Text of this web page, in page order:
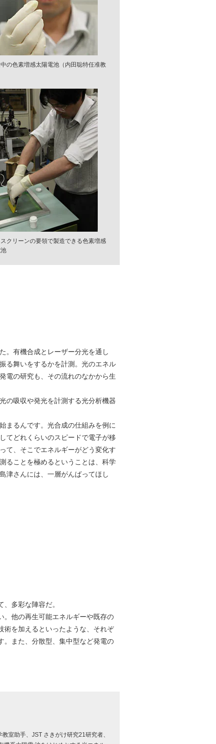
の色素増感太陽電池（内田聡特任准教
クリーンの要領で製造できる色素増感
。有機合成とレーザー分光を通し
る舞いをするかを計測。光のエネル
電の研究も、その流れのなかから生
の吸収や発光を計測する光分析機器
まるんです。光合成の仕組みを例に
てどれくらいのスピードで電子が移
て、そこでエネルギーがどう変化す
ることを極めるということは、科学
津さんには、一層がんばってほし
多彩な陣容だ。
他の再生可能エネルギーや既存の
術を加えるといったような、それぞ
。また、分散型、集中型など発電の
室助手、JST さきがけ研究21研究者、